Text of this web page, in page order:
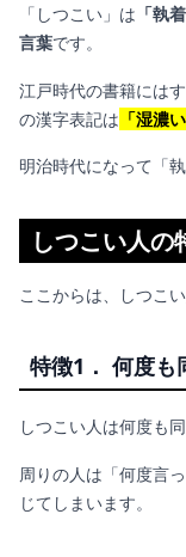
「しつこい」は 「執
言葉です。
江戸時代の書籍には
の漢字表記は 「湿濃い
明治時代になって「
しつこい人の
ここからは、しつこ
特徴1． 何度も
しつこい人は何度も
周りの人は「何度言
じてしまいます。